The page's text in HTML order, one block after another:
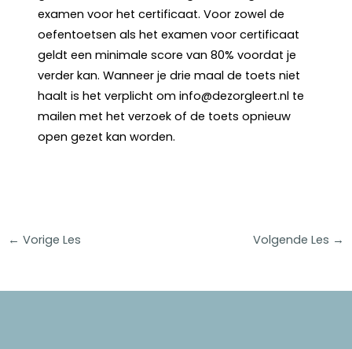
examen voor het certificaat. Voor zowel de
oefentoetsen als het examen voor certificaat
geldt een minimale score van 80% voordat je
verder kan. Wanneer je drie maal de toets niet
haalt is het verplicht om info@dezorgleert.nl te
mailen met het verzoek of de toets opnieuw
open gezet kan worden.
← Vorige Les Volgende Les →